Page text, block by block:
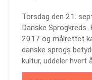
Torsdag den 21.
Danske Sprogkreds.
2017 og målrettet
danske sprogs
kultur, uddeler hvert